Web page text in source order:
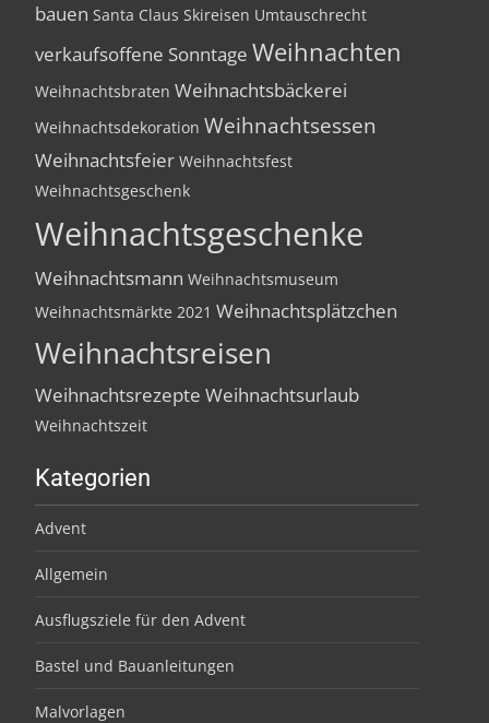
bauen Santa Claus Skireisen Umtauschrecht
verkaufsoffene Sonntage Weihnachten
Weihnachtsbraten Weihnachtsbäckerei
Weihnachtsdekoration Weihnachtsessen
Weihnachtsfeier Weihnachtsfest
Weihnachtsgeschenk
Weihnachtsgeschenke
Weihnachtsmann Weihnachtsmuseum
Weihnachtsmärkte 2021 Weihnachtsplätzchen
Weihnachtsreisen
Weihnachtsrezepte Weihnachtsurlaub
Weihnachtszeit
Kategorien
Advent
Allgemein
Ausflugsziele für den Advent
Bastel und Bauanleitungen
Malvorlagen